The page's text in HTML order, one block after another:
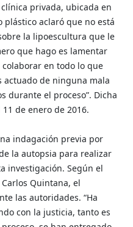
privada, ubicada en
aclaró que no está
la lipoescultura que le
que hago es lamentar
en todo lo que
actuado de ninguna mala
durante el proceso”. Dicha
de enero de 2016.
indagación previa por
la autopsia para realizar
investigación. Según el
Quintana, el
las autoridades. “Ha
con la justicia, tanto es